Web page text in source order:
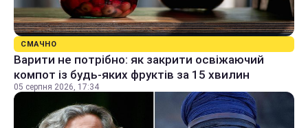
СМАЧНО
Варити не потрібно: як закрити освіжаючий
компот із будь-яких фруктів за 15 хвилин
05 серпня 2026, 17:34